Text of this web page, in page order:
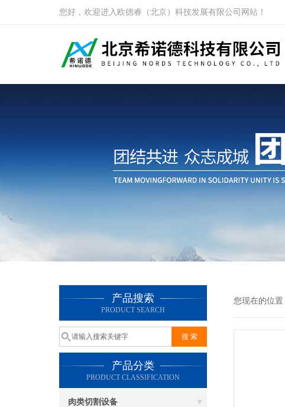
您好，欢迎进入欧德睿（北京）科技发展有限公司网站！
产品搜索
PRODUCT SEARCH
产品分类
PRODUCT CLASSIFICATION
肉类切割设备
您现在的位置